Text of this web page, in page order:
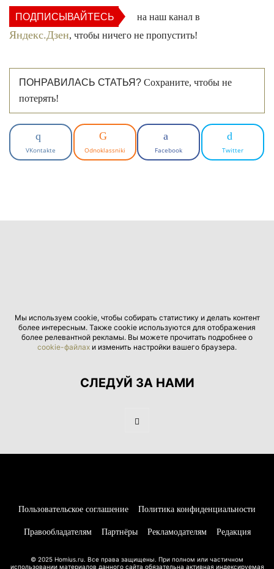
ПОДПИСЫВАЙТЕСЬ на наш канал в
Яндекс.Дзен, чтобы ничего не пропустить!
ПОНРАВИЛАСЬ СТАТЬЯ? Сохраните, чтобы не
потерять!
VKontakte Odnoklassniki Facebook Twitter
Мы используем cookie, чтобы собирать статистику и делать контент
более интересным. Также cookie используются для отображения
более релевантной рекламы. Вы можете прочитать подробнее о
cookie-файлах и изменить настройки вашего браузера.
СЛЕДУЙ ЗА НАМИ
Пользовательское соглашение Политика конфиденциальности
Правообладателям Партнёры Рекламодателям Редакция
© 2025 Homius.ru. Все права защищены. При полном или частичном
использовании материалов данного сайта обязательна активная индексируемая